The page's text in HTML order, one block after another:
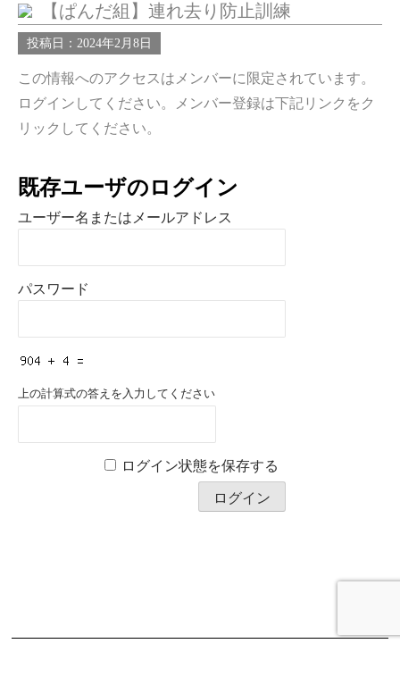
【ぱんだ組】連れ去り防止訓練
投稿日：2024年2月8日
この情報へのアクセスはメンバーに限定されています。
ログインしてください。メンバー登録は下記リンクをク
リックしてください。
既存ユーザのログイン
ユーザー名またはメールアドレス
パスワード
上の計算式の答えを入力してください
ログイン状態を保存する